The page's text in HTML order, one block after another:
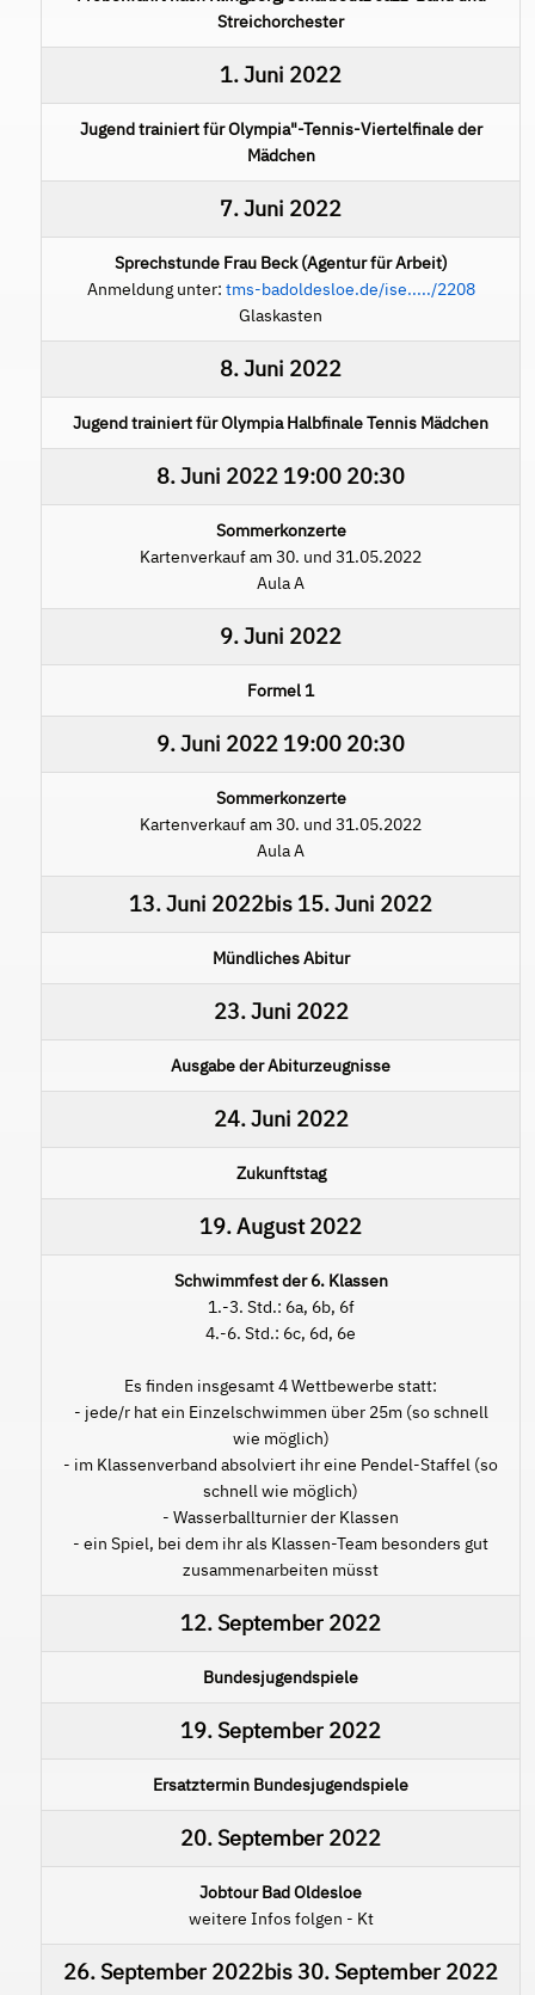
Streichorchester
1. Juni 2022
Jugend trainiert für Olympia"-Tennis-Viertelfinale der
Mädchen
7. Juni 2022
Sprechstunde Frau Beck (Agentur für Arbeit)
Anmeldung unter: tms-badoldesloe.de/ise...../2208
Glaskasten
8. Juni 2022
Jugend trainiert für Olympia Halbfinale Tennis Mädchen
8. Juni 2022 19:00 20:30
Sommerkonzerte
Kartenverkauf am 30. und 31.05.2022
Aula A
9. Juni 2022
Formel 1
9. Juni 2022 19:00 20:30
Sommerkonzerte
Kartenverkauf am 30. und 31.05.2022
Aula A
13. Juni 2022bis 15. Juni 2022
Mündliches Abitur
23. Juni 2022
Ausgabe der Abiturzeugnisse
24. Juni 2022
Zukunftstag
19. August 2022
Schwimmfest der 6. Klassen
1.-3. Std.: 6a, 6b, 6f
4.-6. Std.: 6c, 6d, 6e
Es finden insgesamt 4 Wettbewerbe statt:
- jede/r hat ein Einzelschwimmen über 25m (so schnell
wie möglich)
- im Klassenverband absolviert ihr eine Pendel-Staffel (so
schnell wie möglich)
- Wasserballturnier der Klassen
- ein Spiel, bei dem ihr als Klassen-Team besonders gut
zusammenarbeiten müsst
12. September 2022
Bundesjugendspiele
19. September 2022
Ersatztermin Bundesjugendspiele
20. September 2022
Jobtour Bad Oldesloe
weitere Infos folgen - Kt
26. September 2022bis30. September 2022